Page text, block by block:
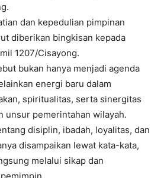
dan kepedulian pimpinan
diberikan bingkisan kepada
1207/Cisayong.
bukan hanya menjadi agenda
energi baru dalam
spiritualitas, serta sinergitas
unsur pemerintahan wilayah.
disiplin, ibadah, loyalitas, dan
disampaikan lewat kata-kata,
melalui sikap dan